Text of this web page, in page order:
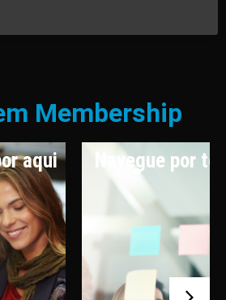
Membership
aqui Navegue por